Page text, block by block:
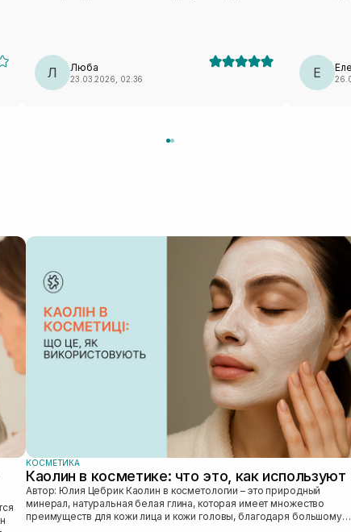
Л Люба
23.03.2026, 02:36
немає.
але
ним
Е
КОСМЕТИКА
Каолин в косметике: что это, как используют
Автор: Юлия Цебрик Каолин в косметологии – это природный
минерал, натуральная белая глина, которая имеет множество
преимуществ для кожи лица и кожи головы, благодаря большому